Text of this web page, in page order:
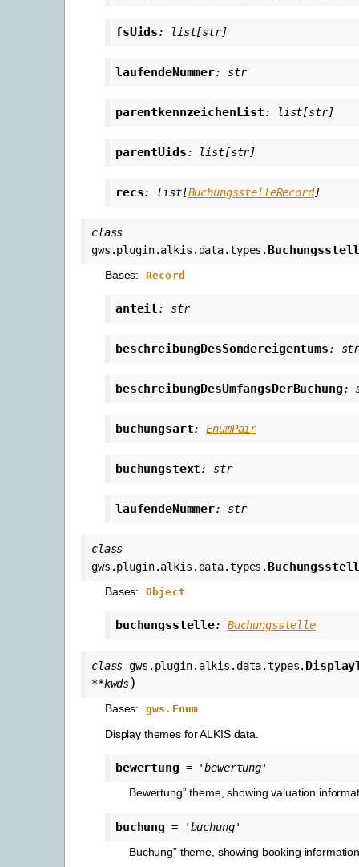
fsUids: list[str]
laufendeNummer: str
parentkennzeichenList: list[str]
parentUids: list[str]
recs: list[BuchungsstelleRecord]
class
gws.plugin.alkis.data.types.
Bases: Record
anteil: str
beschreibungDesSondereigentums:
beschreibungDesUmfangsDerBuchung:
buchungsart: EnumPair
buchungstext: str
laufendeNummer: str
class
gws.plugin.alkis.data.types.
Bases: Object
buchungsstelle: Buchungsstelle
class gws.plugin.alkis.data.types.
**kwds)
Bases: gws.Enum
Display themes for ALKIS data.
bewertung =
'bewertung'
Bewertung” theme, showing valuation
buchung =
'buchung'
Buchung” theme, showing booking